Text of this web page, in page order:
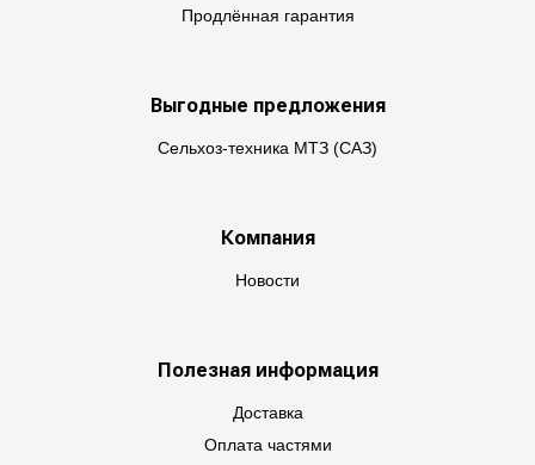
Продлённая гарантия
Выгодные предложения
Сельхоз-техника МТЗ (САЗ)
Компания
Новости
Полезная информация
Доставка
Оплата частями